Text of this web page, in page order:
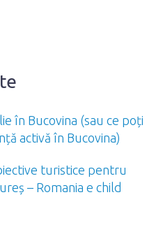
în Bucovina (sau ce poți
activă în Bucovina)
turistice pentru
– Romania e child